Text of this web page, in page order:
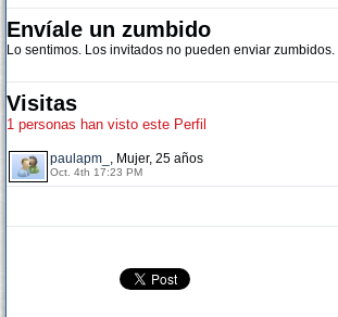
Envíale un zumbido
Lo sentimos. Los invitados no pueden enviar zumbidos. |
Visitas
1 personas han visto este Perfil
paulapm_ , Mujer, 25 años
Oct. 4th 17:23 PM